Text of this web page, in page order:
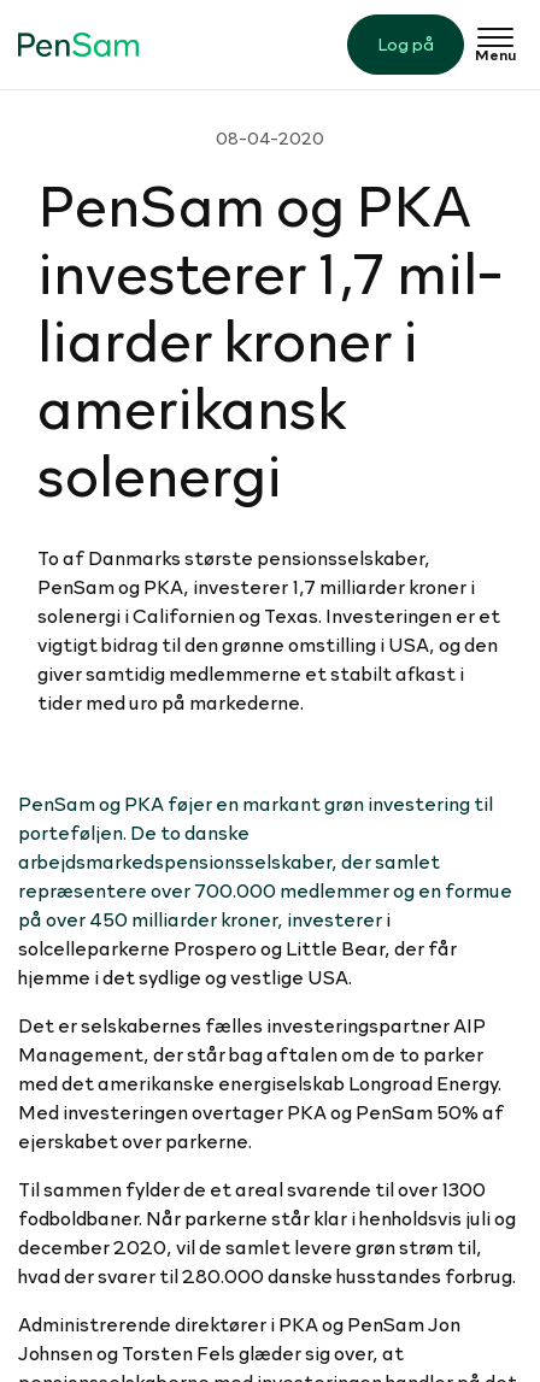
Log på Menu
08-04-2020
PenSam og PKA
in­ve­ste­rer 1,7 mil­
li­ar­der kroner i
ame­ri­kansk
solenergi
To af Danmarks største pensionsselskaber,
PenSam og PKA, investerer 1,7 milliarder kroner i
solenergi i Californien og Texas. Investeringen er et
vigtigt bidrag til den grønne omstilling i USA, og den
giver samtidig medlemmerne et stabilt afkast i
tider med uro på markederne.
PenSam og PKA føjer en markant grøn investering til
porteføljen. De to danske
arbejdsmarkedspensionsselskaber, der samlet
repræsentere over 700.000 medlemmer og en formue
på over 450 milliarder kroner, investereri
solcelleparkerne Prospero og Little Bear, der får
hjemme i det sydlige og vestlige USA.
Det er selskabernes fælles investeringspartner AIP
Management, der står bag aftalen om de to parker
med det amerikanske energiselskab Longroad Energy.
Med investeringen overtager PKA og PenSam 50% af
ejerskabet over parkerne.
Til sammen fylder de et areal svarende til over 1300
fodboldbaner. Når parkerne står klar i henholdsvis juli og
december 2020, vil de samlet levere grøn strøm til,
hvad der svarer til 280.000 danske husstandes forbrug.
Administrerende direktører i PKA og PenSam Jon
Johnsen og Torsten Fels glæder sig over, at